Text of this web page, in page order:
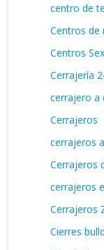
centro de
Centros de
Centros
Cerrajería
cerrajero a
Cerrajeros
cerrajeros
Cerrajeros
cerrajeros
Cerrajeros
Cierres